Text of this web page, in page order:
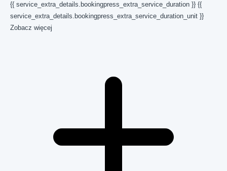
{{ service_extra_details.bookingpress_extra_service_duration }} {{
service_extra_details.bookingpress_extra_service_duration_unit }}
Zobacz więcej